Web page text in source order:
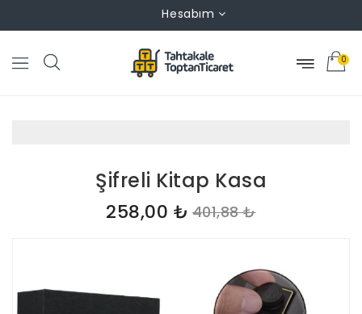
Hesabım
0
Şifreli Kitap Kasa
258,00 ₺ 401,88 ₺